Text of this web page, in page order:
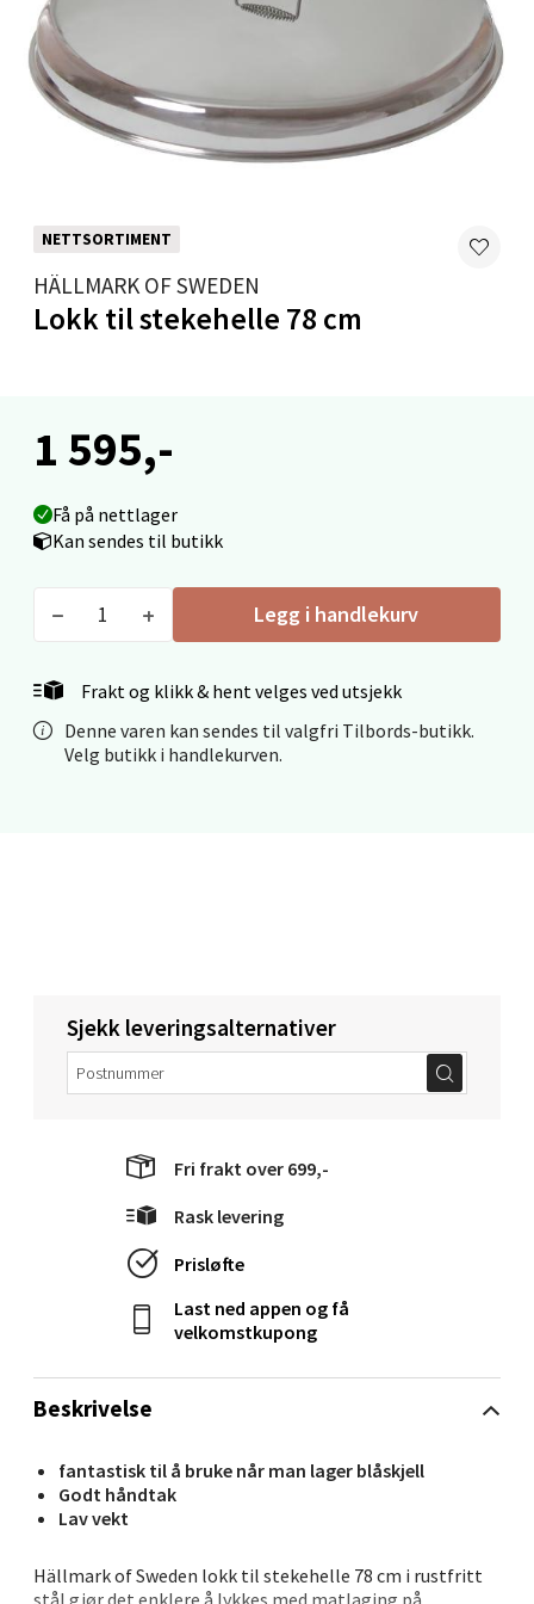
NETTSORTIMENT
HÄLLMARK OF SWEDEN
Lokk til stekehelle 78 cm
1 595,-
Få på nettlager
Kan sendes til butikk
Legg i handlekurv
Frakt og klikk & hent velges ved utsjekk
Denne varen kan sendes til valgfri Tilbords-butikk.
Velg butikk i handlekurven.
Beskrivelse
fantastisk til å bruke når man lager blåskjell
Godt håndtak
Lav vekt
Hällmark of Sweden lokk til stekehelle 78 cm i rustfritt
stål gjør det enklere å lykkes med matlaging på
Sjekk leveringsalternativer
Fri frakt over 699,-
Rask levering
Prisløfte
Last ned appen og få
velkomstkupong
Velg
Levanger - Magneten
Moafjæra 14, 7606 Levanger
Åpent i dag 10-20
Mandal - Alti Mandal
Skarvøyveien 55, 4517 Mandal
Åpent i dag 10-20
Velg
Ålesund - Thon Senter Moa
Langelandsvegen 25, 6010 Ålesund
Åpent i dag 10-20
0 i butikk
Molde - Moldetorget
Torget 1, 6413 Molde
Åpent i dag 10-20
0 i butikk